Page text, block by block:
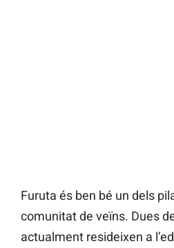
Furuta és ben bé un dels
comunitat de veïns. Dues
actualment resideixen a